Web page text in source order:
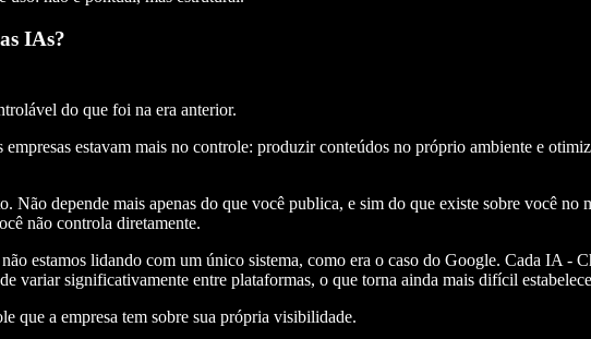
IAs?
do que foi na era anterior.
estavam mais no controle: produzir conteúdos no próprio ambiente e
Não depende mais apenas do que você publica, e sim do que existe sobre você no
não controla diretamente.
estamos lidando com um único sistema, como era o caso do Google. Cada IA
variar significativamente entre plataformas, o que torna ainda mais difícil
que a empresa tem sobre sua própria visibilidade.